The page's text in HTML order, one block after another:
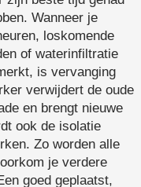
Wanneer je
loskomende
of waterinfiltratie
is vervanging
verwijdert de oude
en brengt nieuwe
ook de isolatie
Zo worden alle
je verdere
goed geplaatst,